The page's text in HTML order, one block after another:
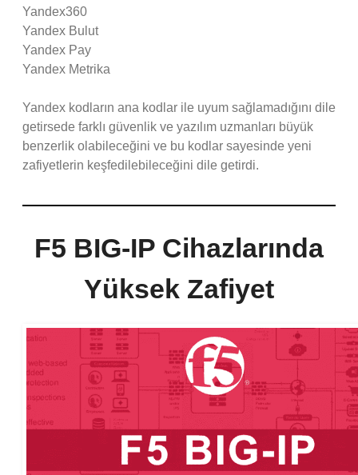
Yandex360
Yandex Bulut
Yandex Pay
Yandex Metrika
Yandex kodların ana kodlar ile uyum sağlamadığını dile
getirsede farklı güvenlik ve yazılım uzmanları büyük
benzerlik olabileceğini ve bu kodlar sayesinde yeni
zafiyetlerin keşfedilebileceğini dile getirdi.
F5 BIG-IP Cihazlarında
Yüksek Zafiyet